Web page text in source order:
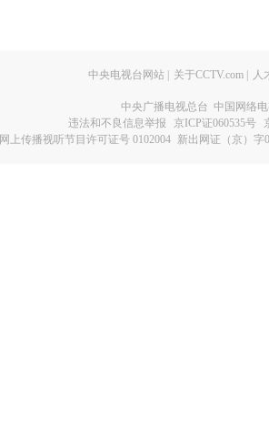
中央电视台网站 关于CCTV.com 人
中央广播电视总台 中国网络
违法和不良信息举报
京ICP证060535号
网上传播视听节目许可证号 0102004 新出网证（京）